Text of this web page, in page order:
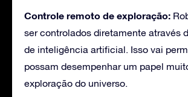
Controle remoto de exploração:
ser controlados diretamente através
de inteligência artificial. Isso vai
possam desempenhar um papel
exploração do universo.